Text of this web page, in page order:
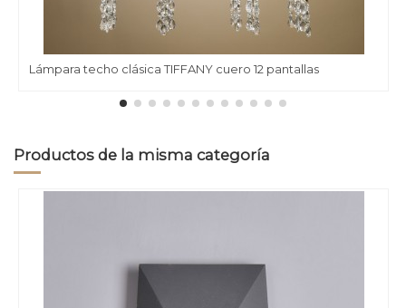
Lámpara techo clásica TIFFANY cuero 12 pantallas
Productos de la misma categoría